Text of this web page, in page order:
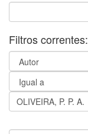
Filtros correntes: